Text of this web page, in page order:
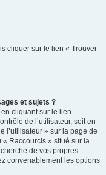
cliquer sur le lien « Trouver
et sujets ?
cliquant sur le lien
de l’utilisateur, soit en
l’utilisateur » sur la page de
Raccourcis » situé sur la
de vos propres
convenablement les options